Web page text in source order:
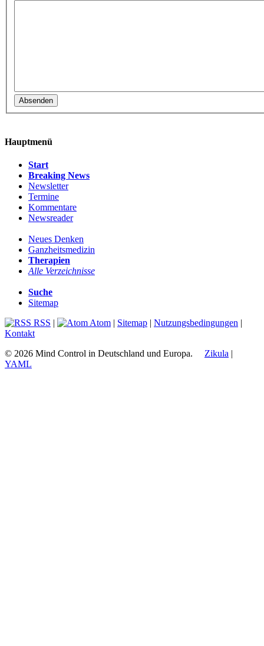
Hauptmenü
Start
Breaking News
Newsletter
Termine
Kommentare
Newsreader
Neues Denken
Ganzheitsmedizin
Therapien
Alle Verzeichnisse
Suche
Sitemap
RSS | Atom | Sitemap | Nutzungsbedingungen |
Kontakt
© 2026 Mind Control in Deutschland und Europa. Zikula |
YAML